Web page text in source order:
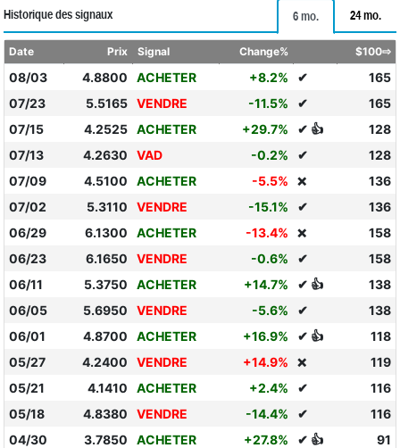
Historique des signaux 6 mo. 24 mo.
Date Prix Signal Change% $100⇨
08/03 4.8800 ACHETER +8.2% ✔
165
07/23
5.5165 VENDRE -11.5% ✔
165
07/15
4.2525 ACHETER +29.7% ✔ 👍
128
07/13
4.2630 VAD -0.2% ✔
128
07/09
4.5100 ACHETER -5.5% ❌
136
07/02
5.3110 VENDRE -15.1% ✔
136
06/29
6.1300 ACHETER -13.4% ❌
158
06/23
6.1650 VENDRE -0.6% ✔
158
06/11
5.3750 ACHETER +14.7% ✔ 👍
138
06/05
5.6950 VENDRE -5.6% ✔
138
06/01
4.8700 ACHETER +16.9% ✔ 👍
118
05/27
4.2400 VENDRE +14.9% ❌
119
05/21
4.1410 ACHETER +2.4% ✔
116
05/18
4.8380 VENDRE -14.4% ✔
116
04/30
3.7850 ACHETER +27.8% ✔ 👍
91